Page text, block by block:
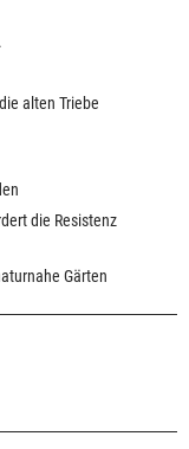
alten Triebe
die Resistenz
Gärten